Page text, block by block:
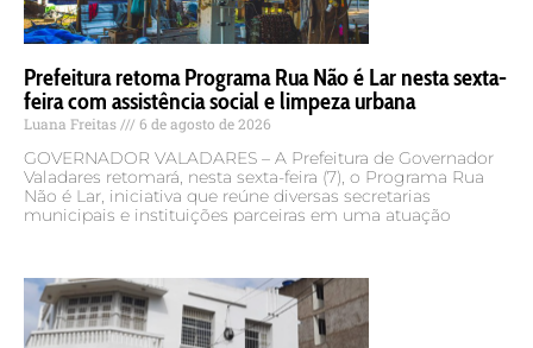
Prefeitura retoma Programa Rua Não é Lar nesta sexta-
feira com assistência social e limpeza urbana
Luana Freitas 6 de agosto de 2026
GOVERNADOR VALADARES – A Prefeitura de Governador
Valadares retomará, nesta sexta-feira (7), o Programa Rua
Não é Lar, iniciativa que reúne diversas secretarias
municipais e instituições parceiras em uma atuação